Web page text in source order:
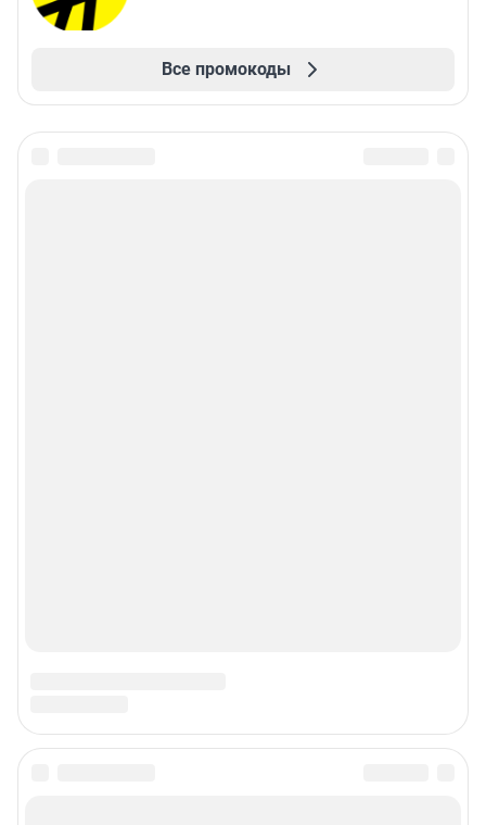
Все промокоды